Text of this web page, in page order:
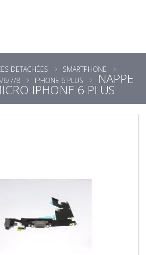
DETACHÉES
SMARTPHONE
6/7/8 IPHONE 6 PLUS NAPPE
IPHONE 6 PLUS